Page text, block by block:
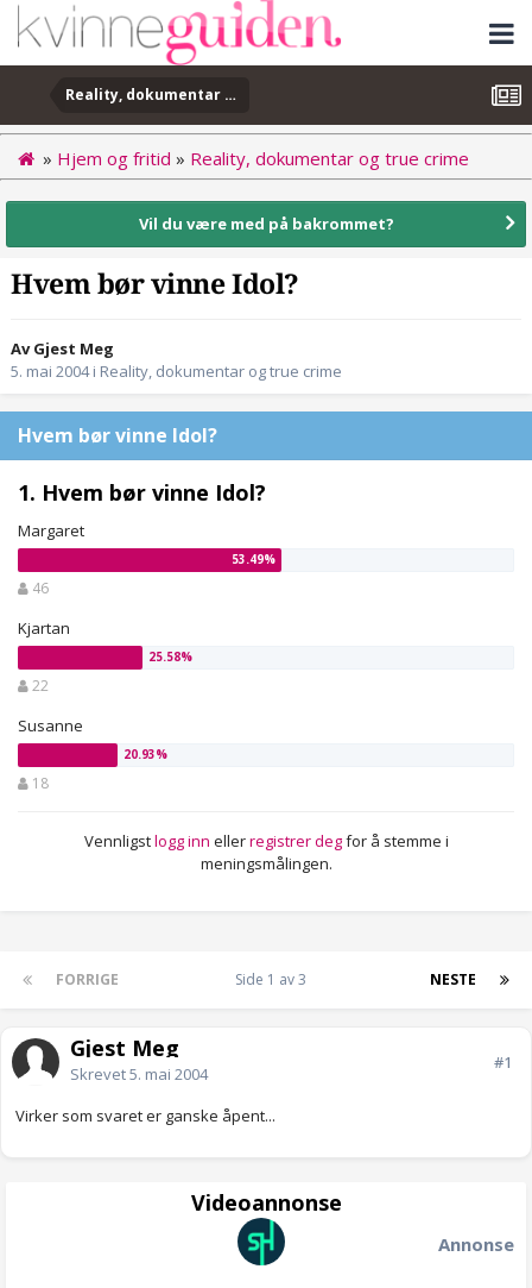
Reality, dokumentar og true crime
» Hjem og fritid » Reality, dokumentar og true crime
Vil du være med på bakrommet?
Hvem bør vinne Idol?
Av Gjest Meg
5. mai 2004i Reality, dokumentar og true crime
Hvem bør vinne Idol?
1. Hvem bør vinne Idol?
Margaret
46
Kjartan
22
Susanne
18
Vennligstlogg inn ellerregistrer degfor å stemme i
meningsmålingen.
FORRIGE NESTE
Side 1 av 3
Gjest Meg
Skrevet5. mai 2004
#1
Virker som svaret er ganske åpent...
Videoannonse
Annonse